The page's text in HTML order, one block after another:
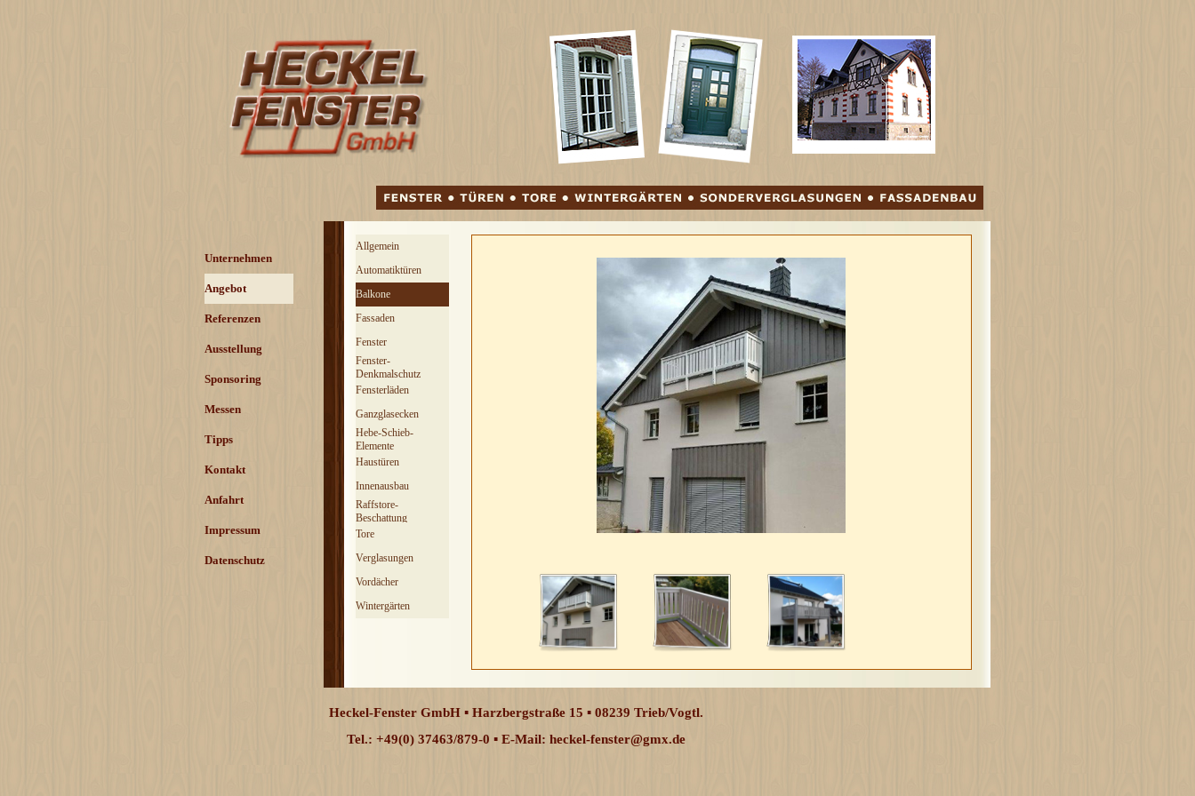
Unternehmen
Angebot
Referenzen
Ausstellung
Sponsoring
Messen
Tipps
Kontakt
Anfahrt
Impressum
Datenschutz
Allgemein
Automatiktüren
Balkone
Fassaden
Fenster
Fenster-
Denkmalschutz
Fensterläden
Ganzglasecken
Hebe-Schieb-
Elemente
Haustüren
Innenausbau
Raffstore-
Beschattung
Tore
Verglasungen
Vordächer
Wintergärten
Heckel-Fenster GmbH ▪ Harzbergstraße 15 ▪ 08239 Trieb/Vogtl.
Tel.: +49(0) 37463/879-0 ▪ E-Mail: heckel-fenster@gmx.de